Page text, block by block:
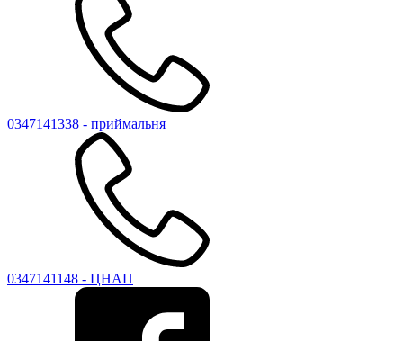
0347141338 - приймальня
0347141148 - ЦНАП